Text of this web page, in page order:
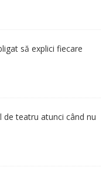
să explici fiecare
de teatru atunci când nu